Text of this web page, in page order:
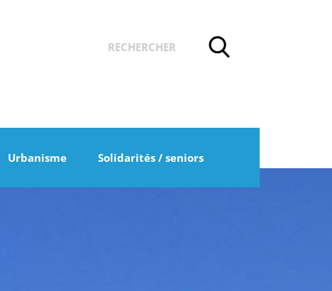
Urbanisme Solidarités / seniors